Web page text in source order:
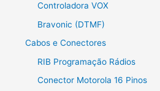
Controladora VOX
Bravonic (DTMF)
Cabos e Conectores
RIB Programação Rádios
Conector Motorola 16 Pinos